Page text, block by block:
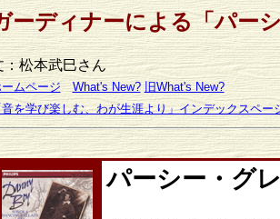
ーディナーによる「パー
：松本武巳さん
ムページ What's New? 旧What's New?
を学び楽しむ、わが生涯より」インデックスペー
パーシー・グ